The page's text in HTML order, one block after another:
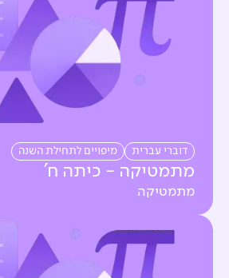
דוברי עברית מיפויים לתחילת השנה
מתמטיקה - כיתה ח'
מתמטיקה